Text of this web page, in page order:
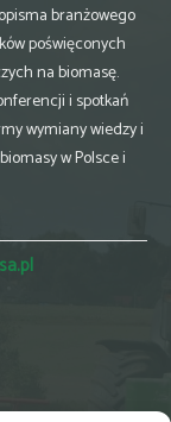
branżowego
poświęconych
na biomasę.
i spotkań
wymiany wiedzy i
w Polsce i